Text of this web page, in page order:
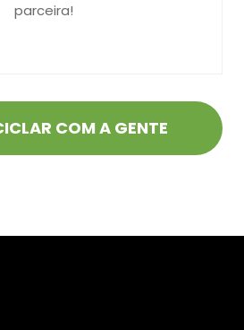
parceira!
COM A GENTE